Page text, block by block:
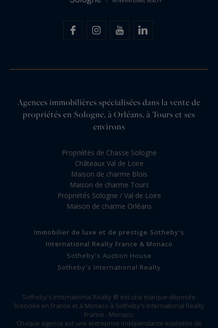
Agences immobilières spécialisées dans la vente de
propriétés en Sologne, à Orléans, à Tours et ses
environs
Propriétés de Chasse Sologne
Châteaux Val de Loire
Maison de charme Blois
Maison de charme Tours
Propriétés Sologne / Val de Loire
Maison de charme Orléans
Immobilier de luxe et de prestige Sotheby's
International Realty France & Monaco
Sotheby's Auction House
Sotheby's International Realty
Sotheby's International Realty ® est une marque déposée
licenciée en France et à Monaco à Sotheby's International Realty
France - Monaco.
Chaque agence est une entreprise indépendante exploitée de